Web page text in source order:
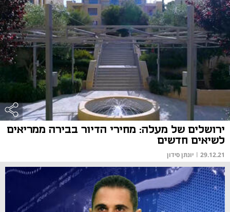
ירושלים של מעלה: מחירי הדיור בבירה ממריאים
לשיאים חדשים
29.12.21
| יונתן סידון